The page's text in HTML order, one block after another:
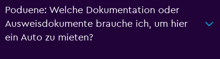
Poduene: Welche Dokumentation oder
Ausweisdokumente brauche ich, um hier
ein Auto zu mieten?